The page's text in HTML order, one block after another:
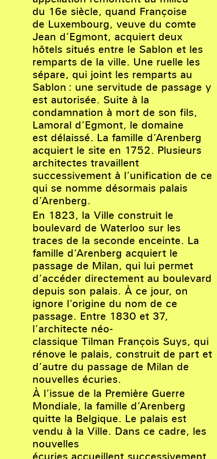
du 16e siècle, quand Françoise
de Luxembourg, veuve du comte
Jean d’Egmont, acquiert deux
hôtels situés entre le Sablon et les
remparts de la ville. Une ruelle les
sépare, qui joint les remparts au
Sablon : une servitude de passage y
est autorisée. Suite à la
condamnation à mort de son fils,
Lamoral d’Egmont, le domaine
est délaissé. La famille d’Arenberg
acquiert le site en 1752. Plusieurs
architectes travaillent
successivement à l’unification de ce
qui se nomme désormais palais
d’Arenberg.
En 1823, la Ville construit le
boulevard de Waterloo sur les
traces de la seconde enceinte. La
famille d’Arenberg acquiert le
passage de Milan, qui lui permet
d’accéder directement au boulevard
depuis son palais. À ce jour, on
ignore l’origine du nom de ce
passage. Entre 1830 et 37,
l’architecte néo-
classique Tilman François Suys, qui
rénove le palais, construit de part et
d’autre du passage de Milan de
nouvelles écuries.
À l’issue de la Première Guerre
Mondiale, la famille d’Arenberg
quitte la Belgique. Le palais est
vendu à la Ville. Dans ce cadre, les
nouvelles